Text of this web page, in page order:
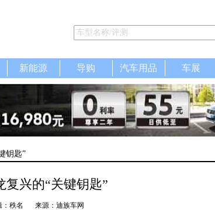
新能源 导购 汽车用品 车展
钥匙”
复兴的“关键钥匙”
：秩名 来源：迪族车网